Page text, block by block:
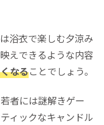
浴衣で楽しむ夕涼み
えできるような内容
なることでしょう。
者には謎解きゲー
ィックなキャンドル